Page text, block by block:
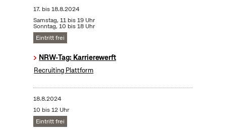
17. bis18.8.2024
Samstag, 11 bis 19 Uhr
Sonntag, 10 bis 18 Uhr
Eintritt frei
NRW-Tag: Karrierewerft
Recruiting Plattform
18.8.2024
10 bis 12 Uhr
Eintritt frei